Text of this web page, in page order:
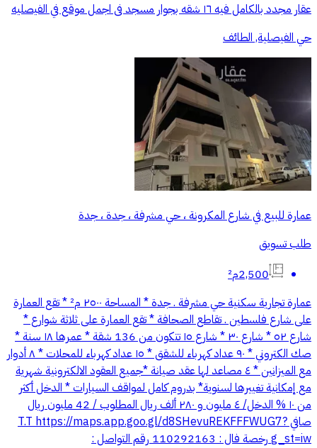
عقار مجدد بالكامل فيه ١٦ شقه بجوار مسجد فى اجمل موقع في الفيصليه
حي الفيصلية, الطائف
عمارة للبيع في شارع المكرونة ، حي مشرفة ، جدة ، جدة
طلب تسويق
2,500م²
عمارة تجارية سكنية حي مشرفة . جدة * المساحة ٢٥٠٠ م² * تقع العمارة
على شارع فلسطين . تقاطع الصحافة * تقع العمارة على ثلاثة شوارع *
شارع ٥٢ * شارع ٣٠ * شارع ١٥ تتكون من 136 شقة * عمرها ١٨ سنة *
صك الكتروني * ٩٠ عداد كهرباء للشقق * ١٥ عداد كهرباء للمحلات * ٨ أدوار
مع الميزانين * ٤ مصاعد لها عقد صيانة *جميع العقود الالكترونية شهرية
مع إمكانية تغييرها لسنوية* بدروم كامل لمواقف السيارات * الدخل أكثر
من ١٠ % الدخل/ ٤ مليون و ٢٨٠ ألف ريال المطلوب / 42 مليون ريال
صافي T.T https://maps.app.goo.gl/d8SHevuREKFFFWUG7?
g_st=iw رخصة فال : 110292163 رقم التواصل :